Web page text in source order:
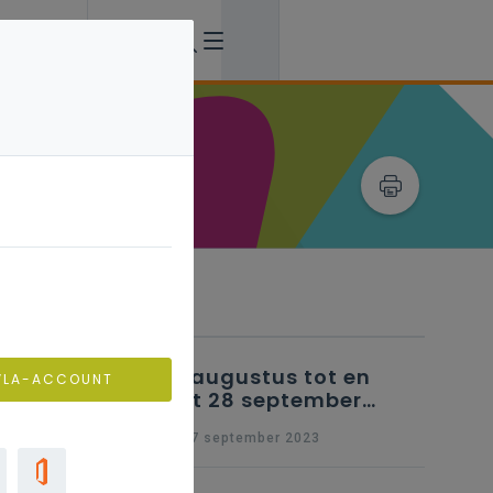
25 augustus tot en
met 28 september
vragen
wo 27 september 2023
ACCOUNT